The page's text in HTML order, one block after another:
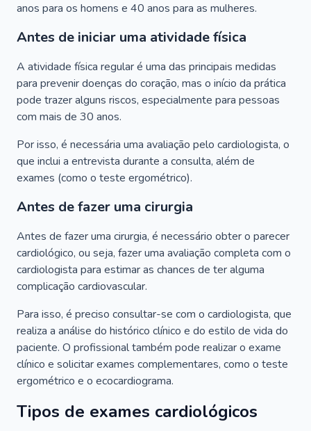
anos para os homens e 40 anos para as mulheres.
Antes de iniciar uma atividade física
A atividade física regular é uma das principais medidas
para prevenir doenças do coração, mas o início da prática
pode trazer alguns riscos, especialmente para pessoas
com mais de 30 anos.
Por isso, é necessária uma avaliação pelo cardiologista, o
que inclui a entrevista durante a consulta, além de
exames (como o teste ergométrico).
Antes de fazer uma cirurgia
Antes de fazer uma cirurgia, é necessário obter o parecer
cardiológico, ou seja, fazer uma avaliação completa com o
cardiologista para estimar as chances de ter alguma
complicação cardiovascular.
Para isso, é preciso consultar-se com o cardiologista, que
realiza a análise do histórico clínico e do estilo de vida do
paciente. O profissional também pode realizar o exame
clínico e solicitar exames complementares, como o teste
ergométrico e o ecocardiograma.
Tipos de exames cardiológicos